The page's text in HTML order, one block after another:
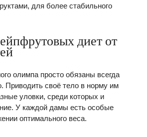
для более стабильного
диет от
олимпа просто обязаны всегда
Приводить своё тело в норму им
уловки, среди которых и
У каждой дамы есть особые
оптимального веса.